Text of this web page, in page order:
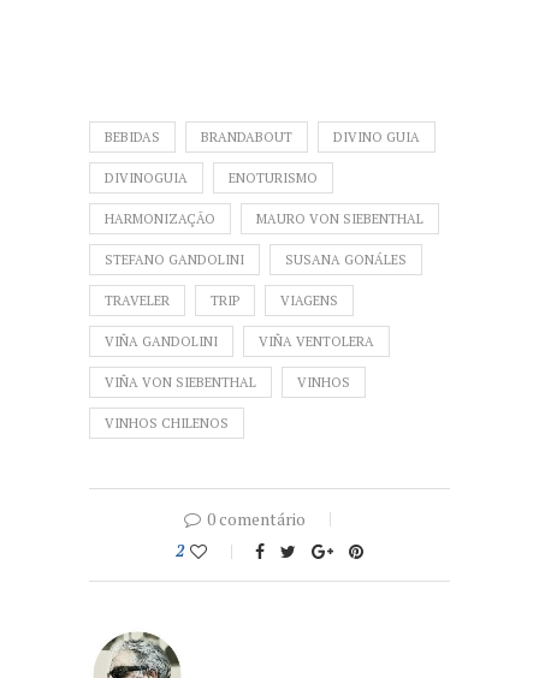
BEBIDAS BRANDABOUT DIVINO GUIA
DIVINOGUIA ENOTURISMO
HARMONIZAÇÃO MAURO VON SIEBENTHAL
STEFANO GANDOLINI SUSANA GONÁLES
TRAVELER TRIP VIAGENS
VIÑA GANDOLINI VIÑA VENTOLERA
VIÑA VON SIEBENTHAL VINHOS
VINHOS CHILENOS
0 comentário
2